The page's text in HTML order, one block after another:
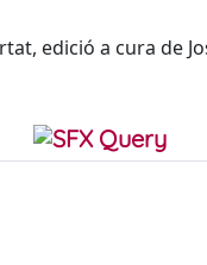
edició a cura de